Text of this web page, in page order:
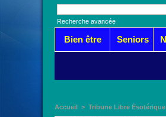
Recherche avancée
Bien être Seniors
Accueil > Tribune Libre